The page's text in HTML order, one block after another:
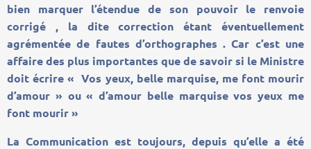
bien marquer l’étendue de son pouvoir le renvoie
corrigé , la dite correction étant éventuellement
agrémentée de fautes d’orthographes . Car c’est une
affaire des plus importantes que de savoir si le Ministre
doit écrire « Vos yeux, belle marquise, me font mourir
d’amour » ou « d’amour belle marquise vos yeux me
font mourir »
La Communication est toujours, depuis qu’elle a été